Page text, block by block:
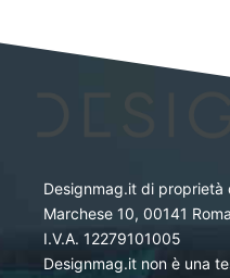
Designmag.it di proprietà
Marchese 10, 00141
I.V.A. 12279101005
Designmag.it non è una